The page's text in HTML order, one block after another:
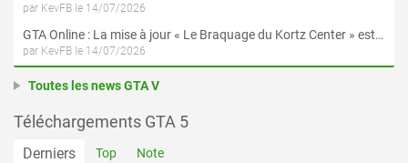
par KevFB le 14/07/2026
GTA Online : La mise à jour « Le Braquage du Kortz Center » est maintenant disponible
par KevFB le 14/07/2026
Toutes les news GTA V
Téléchargements GTA 5
Derniers Top Note